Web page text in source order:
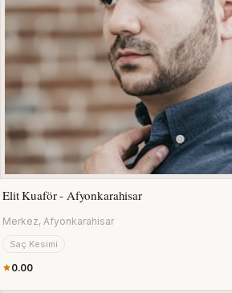
Elit Kuaför - Afyonkarahisar
Merkez, Afyonkarahisar
Saç Kesimi
0.00